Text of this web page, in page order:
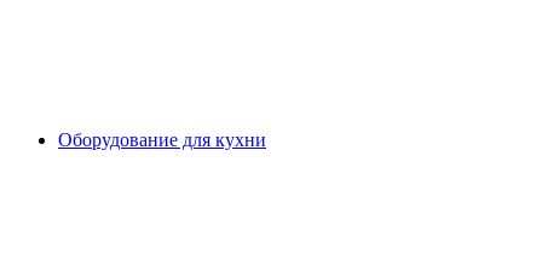
Оборудование для кухни